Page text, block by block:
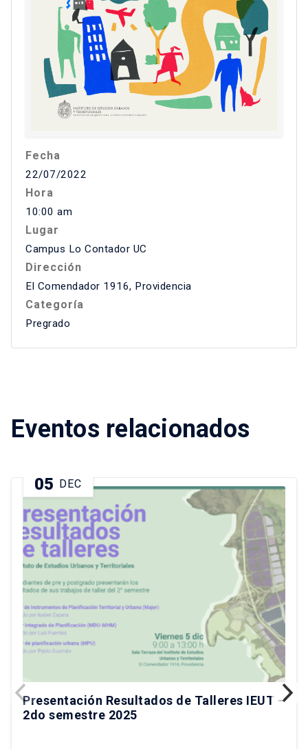
Fecha
22/07/2022
Hora
10:00 am
Lugar
Campus Lo Contador UC
Dirección
El Comendador 1916, Providencia
Categoría
Pregrado
Eventos relacionados
05 DEC
Presentación Resultados de Talleres IEUT –
2do semestre 2025